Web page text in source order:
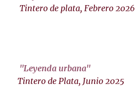
Tintero de plata, Febrero 2026
"Leyenda urbana"
Tintero de Plata, Junio 2025